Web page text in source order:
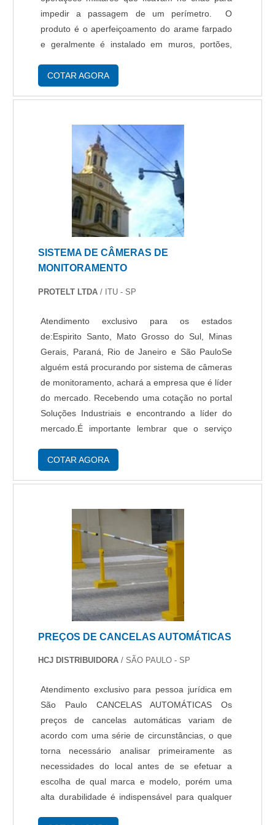
impedir a passagem de um perímetro. O
produto é o aperfeiçoamento do arame farpado
e geralmente é instalado em muros, portões,
feitos de aço galvanizado ou inoxidável
COTAR AGORA
SISTEMA DE CÂMERAS DE
MONITORAMENTO
PROTELT LTDA / ITU - SP
Atendimento exclusivo para os estados
de:Espirito Santo, Mato Grosso do Sul, Minas
Gerais, Paraná, Rio de Janeiro e São PauloSe
alguém está procurando por sistema de câmeras
de monitoramento, achará a empresa que é líder
do mercado. Recebendo uma cotação no portal
Soluções Industriais e encontrando a líder do
mercado.É importante lembrar que o serviço
especializadas no segmento. Esse tipo de
elaboradas. Assim, é possível poupar gastos
desnecessários que podem ser direcionados a
outras áreas mais importantes.ALGUNS
DETALHES SOBRE SISTEMA DE CÂMERAS DE
MONITORAMENTOQuem quer achar sistemas
de câmeras de monitoramento responsável,
encontra na Protelt. Disponibilizando para os
visando sempre a qualidade final para a
fidelização do cliente.Sem perder o foco em
ter a exatidão em orçar com empresas que
prezam por produtos e serviços que tenham
ótima qualidade e precisão, detalhes que
passam despercebidos e podem gerar prejuízo
futuros para os clientes.Existem muitas formas
diferentes de demonstrar conhecimento e
autoridade em sua área de atuação. Por que a
Protelt é líder quando precisar de sistemas de
COTAR AGORA
PREÇOS DE CANCELAS AUTOMÁTICAS
HCJ DISTRIBUIDORA / SÃO PAULO - SP
Atendimento exclusivo para pessoa jurídica em
São Paulo CANCELAS AUTOMÁTICAS Os
preços de cancelas automáticas variam de
acordo com uma série de circunstâncias, o que
torna necessário analisar primeiramente as
necessidades do local antes de se efetuar a
escolha de qual marca e modelo, porém uma
alta durabilidade é indispensável para qualquer